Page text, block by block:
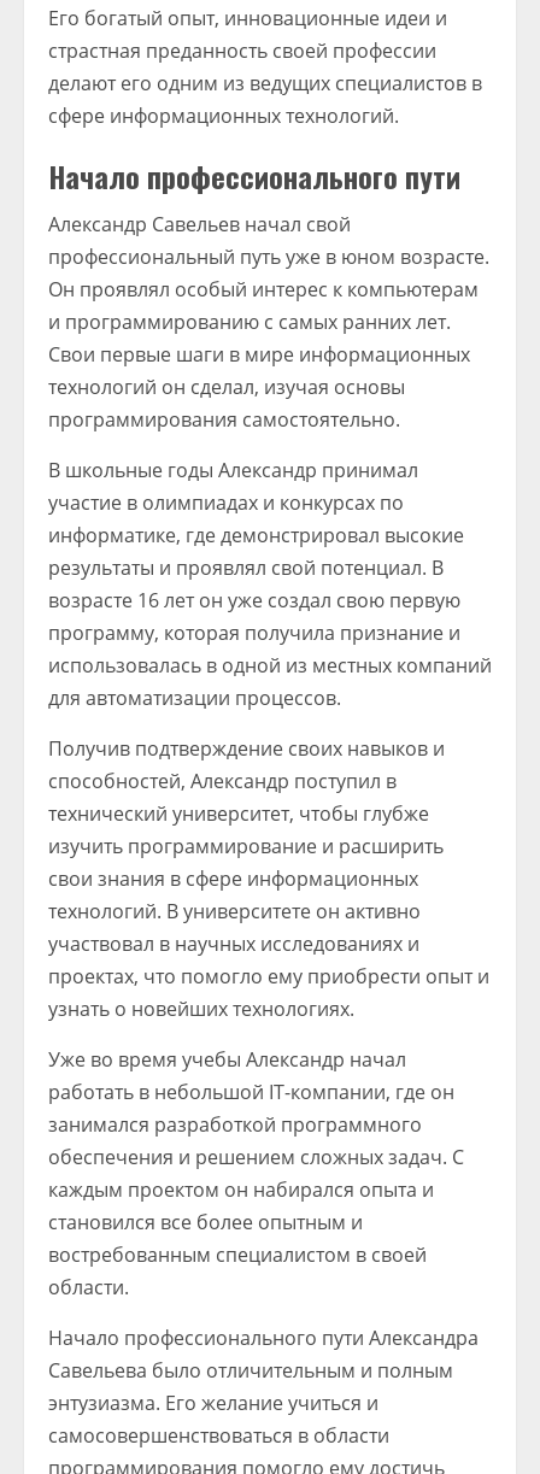
Его богатый опыт, инновационные идеи и
страстная преданность своей профессии
делают его одним из ведущих специалистов в
сфере информационных технологий.
Начало профессионального пути
Александр Савельев начал свой
профессиональный путь уже в юном возрасте.
Он проявлял особый интерес к компьютерам
и программированию с самых ранних лет.
Свои первые шаги в мире информационных
технологий он сделал, изучая основы
программирования самостоятельно.
В школьные годы Александр принимал
участие в олимпиадах и конкурсах по
информатике, где демонстрировал высокие
результаты и проявлял свой потенциал. В
возрасте 16 лет он уже создал свою первую
программу, которая получила признание и
использовалась в одной из местных компаний
для автоматизации процессов.
Получив подтверждение своих навыков и
способностей, Александр поступил в
технический университет, чтобы глубже
изучить программирование и расширить
свои знания в сфере информационных
технологий. В университете он активно
участвовал в научных исследованиях и
проектах, что помогло ему приобрести опыт и
узнать о новейших технологиях.
Уже во время учебы Александр начал
работать в небольшой IT-компании, где он
занимался разработкой программного
обеспечения и решением сложных задач. С
каждым проектом он набирался опыта и
становился все более опытным и
востребованным специалистом в своей
области.
Начало профессионального пути Александра
Савельева было отличительным и полным
энтузиазма. Его желание учиться и
самосовершенствоваться в области
программирования помогло ему достичь